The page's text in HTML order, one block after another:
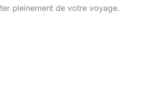
pleinement de votre voyage.